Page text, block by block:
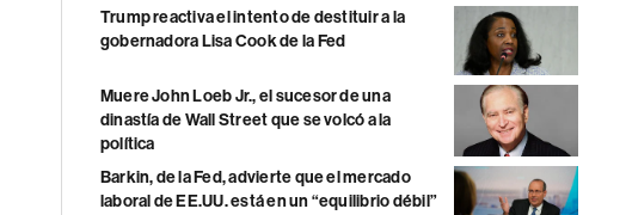
Trump reactiva el intento de destituir a la
gobernadora Lisa Cook de la Fed
Muere John Loeb Jr., el sucesor de una
dinastía de Wall Street que se volcó a la
política
Barkin, de la Fed, advierte que el mercado
laboral de EE.UU. está en un “equilibrio débil”